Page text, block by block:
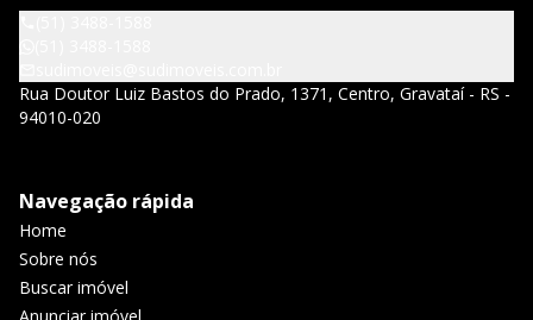
Rua Doutor Luiz Bastos do Prado, 1371, Centro, Gravataí - RS -
94010-020
Navegação rápida
Home
Sobre nós
Buscar imóvel